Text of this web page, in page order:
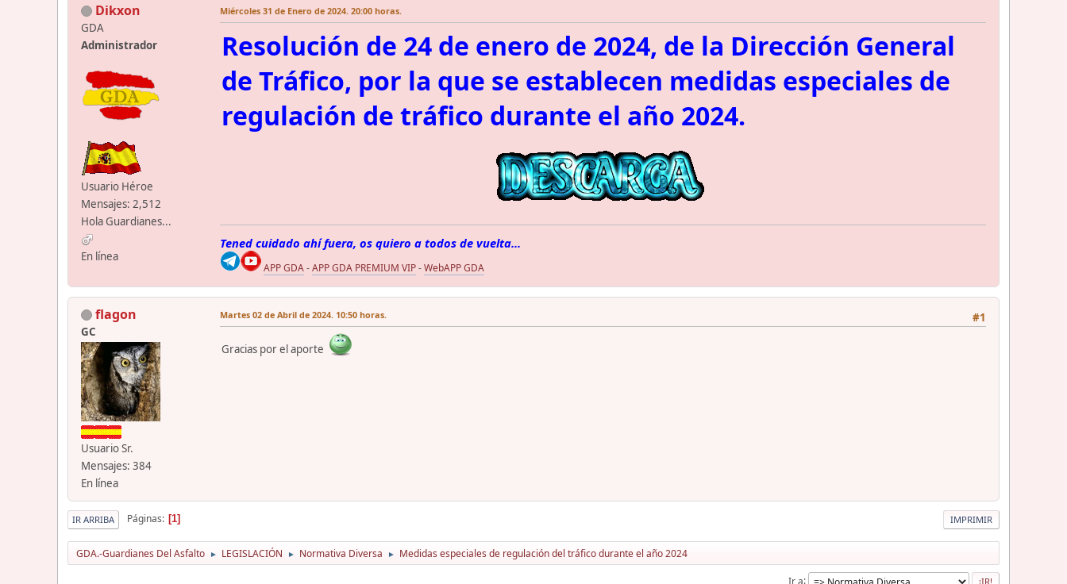
Dikxon
GDA
Administrador
Usuario Héroe
Mensajes: 2,512
Hola Guardianes...
En línea
Miércoles 31 de Enero de 2024. 20:00 horas.
Resolución de 24 de enero de 2024, de la Dirección General
de Tráfico, por la que se establecen medidas especiales de
regulación de tráfico durante el año 2024.
Tened cuidado ahí fuera, os quiero a todos de vuelta...
APP GDA-APP GDA PREMIUM VIP-WebAPP GDA
flagon
GC
Usuario Sr.
Mensajes: 384
En línea
#1
Martes 02 de Abril de 2024. 10:50 horas.
Gracias por el aporte
IMPRIMIR
IR ARRIBA Páginas 1
GDA.-Guardianes Del Asfalto ► LEGISLACIÓN ► Normativa Diversa ► Medidas especiales de regulación del tráfico durante el año 2024
Ir a